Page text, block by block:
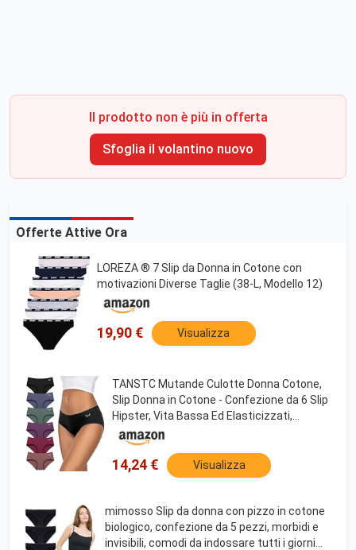
Il prodotto non è più in offerta
Sfoglia il volantino nuovo
Offerte Attive Ora
LOREZA ® 7 Slip da Donna in Cotone con
motivazioni Diverse Taglie (38-L, Modello 12)
19,90 € Visualizza
TANSTC Mutande Culotte Donna Cotone,
Slip Donna in Cotone - Confezione da 6 Slip
Hipster, Vita Bassa Ed Elasticizzati,
Traspiranti (IT, Testo, M, Regular, Regular,
Multipack X 6)
14,24 € Visualizza
mimosso Slip da donna con pizzo in cotone
biologico, confezione da 5 pezzi, morbidi e
invisibili, comodi da indossare tutti i giorni